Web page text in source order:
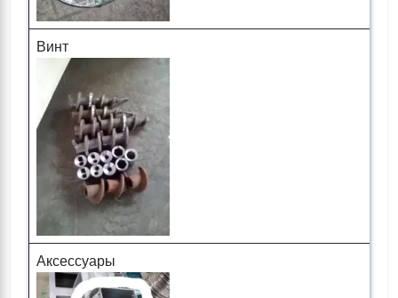
Винт
Аксессуары